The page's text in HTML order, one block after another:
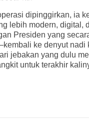
dipinggirkan, ia
lebih modern, digital,
Presiden yang
ke denyut
jebakan yang dulu
untuk terakhir